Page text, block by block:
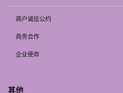
商户诚信公约
商务合作
企业使命
其他